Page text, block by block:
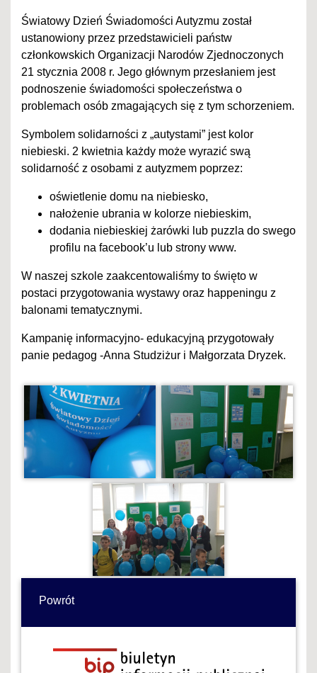
Światowy Dzień Świadomości Autyzmu został
ustanowiony przez przedstawicieli państw
członkowskich Organizacji Narodów Zjednoczonych
21 stycznia 2008 r. Jego głównym przesłaniem jest
podnoszenie świadomości społeczeństwa o
problemach osób zmagających się z tym schorzeniem.
Symbolem solidarności z „autystami” jest kolor
niebieski. 2 kwietnia każdy może wyrazić swą
solidarność z osobami z autyzmem poprzez:
oświetlenie domu na niebiesko,
nałożenie ubrania w kolorze niebieskim,
dodania niebieskiej żarówki lub puzzla do swego
profilu na facebook’u lub strony www.
W naszej szkole zaakcentowaliśmy to święto w
postaci przygotowania wystawy oraz happeningu z
balonami tematycznymi.
Kampanię informacyjno- edukacyjną przygotowały
panie pedagog -Anna Studziżur i Małgorzata Dryzek.
Powrót